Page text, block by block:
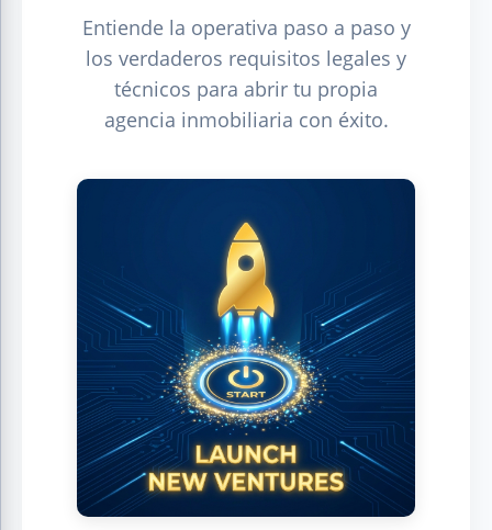
Entiende la operativa paso a paso y
los verdaderos requisitos legales y
técnicos para abrir tu propia
agencia inmobiliaria con éxito.